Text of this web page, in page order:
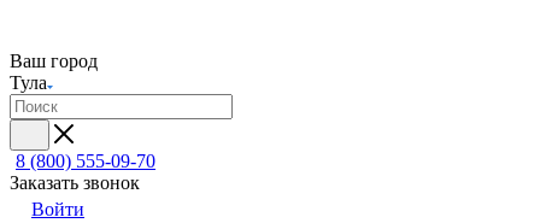
Ваш город
Тула
8 (800) 555-09-70
Заказать звонок
Войти